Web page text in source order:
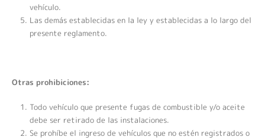
vehículo.
Las demás establecidas en la ley y establecidas a lo largo del
presente reglamento.
Otras prohibiciones:
Todo vehículo que presente fugas de combustible y/o aceite
debe ser retirado de las instalaciones.
Se prohíbe el ingreso de vehículos que no estén registrados o